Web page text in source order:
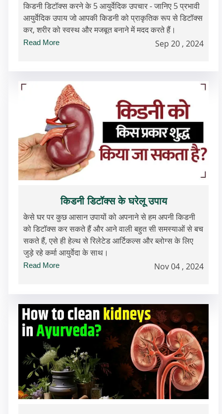
किडनी डिटॉक्स करने के 5 आयुर्वेदिक उपचार - जानिए 5 प्रभावी
आयुर्वेदिक उपाय जो आपकी किडनी को प्राकृतिक रूप से डिटॉक्स
कर, शरीर को स्वस्थ और मजबूत बनाने में मदद करते हैं।
Read More Sep 20 , 2024
किडनी डिटॉक्स के घरेलू उपाय
केसे घर पर कुछ आसान उपायों को अपनाने से हम अपनी किडनी
को डिटॉक्स कर सकते हैं और आने वाली बहुत सी समस्याओं से बच
सकते हैं, एसे ही हेल्थ से रिलेटेड आर्टिकल्स और ब्लोग्स के लिए
जुड़े रहे कर्मा आयुर्वेदा के साथ।
Read More Nov 04 , 2024